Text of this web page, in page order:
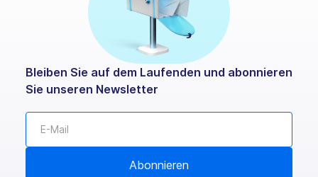
Bleiben Sie auf dem Laufenden und abonnieren
Sie unseren Newsletter